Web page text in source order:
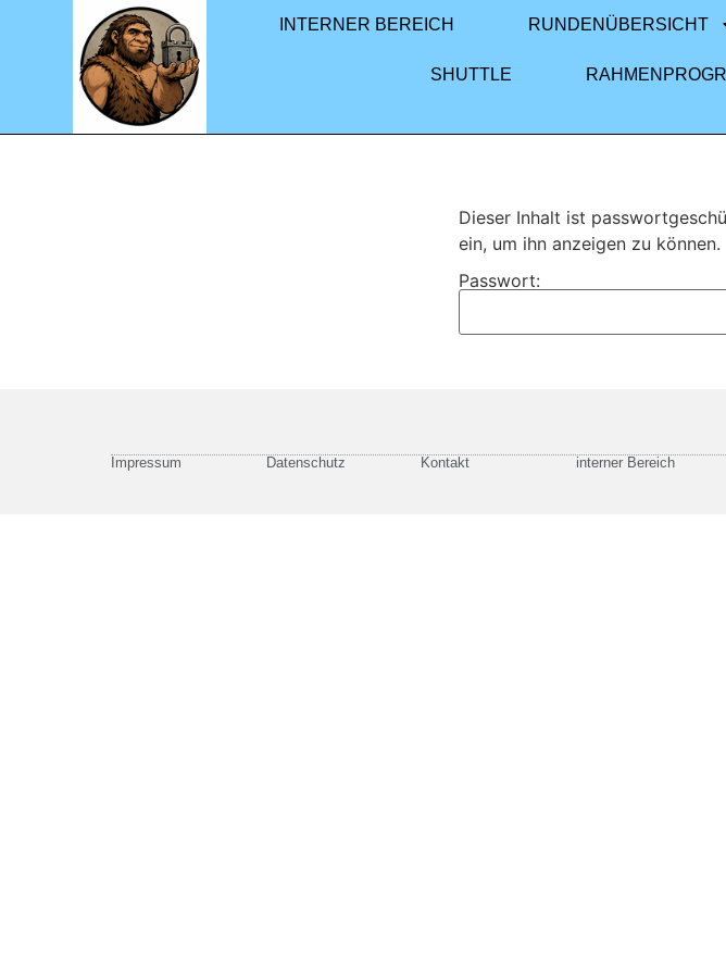
INTERNER BEREICH RUNDENÜBERSICHT
SHUTTLE
Dieser Inhalt ist
ein, um ihn anzeigen zu können.
Passwort:
Impressum Datenschutz Kontakt interner Bereich